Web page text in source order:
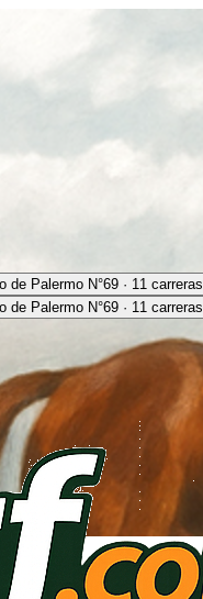
Palermo N°69 · 11 carreras
Palermo N°69 · 11 carreras